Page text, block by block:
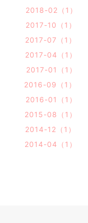
2018-02（1）
2017-10（1）
2017-07（1）
2017-04（1）
2017-01（1）
2016-09（1）
2016-01（1）
2015-08（1）
2014-12（1）
2014-04（1）